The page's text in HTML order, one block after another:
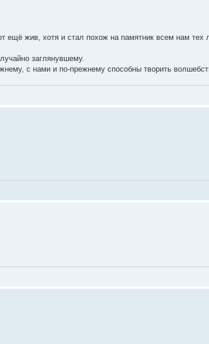
жив, хотя и стал похож на памятник всем нам тех
заглянувшему.
с нами и по-прежнему способны творить